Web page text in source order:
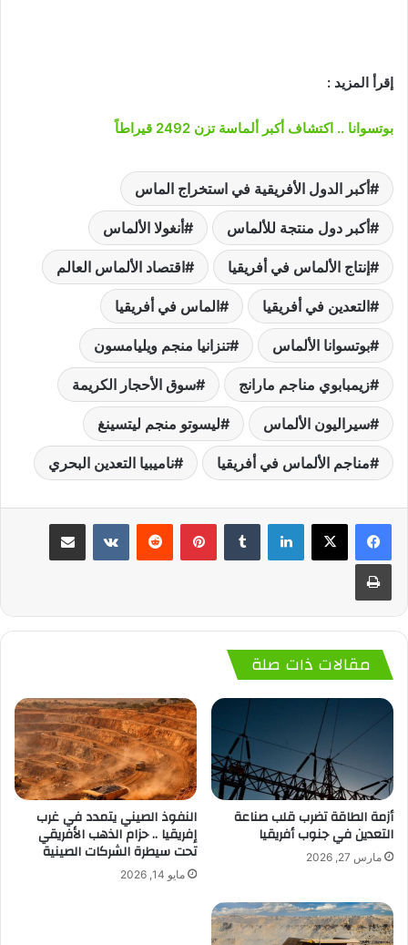
إقرأ المزيد :
بوتسوانا .. اكتشاف أكبر ألماسة تزن 2492 قيراطاً
أكبر الدول الأفريقية في استخراج الماس
أكبر دول منتجة للألماس أنغولا الألماس
إنتاج الألماس في أفريقيا اقتصاد الألماس العالم
التعدين في أفريقيا الماس في أفريقيا
بوتسوانا الألماس تنزانيا منجم ويليامسون
زيمبابوي مناجم مارانج سوق الأحجار الكريمة
سيراليون الألماس ليسوتو منجم ليتسينغ
مناجم الألماس في أفريقيا ناميبيا التعدين البحري
لينكدإن بينتيريست
مقالات ذات صلة
أزمة الطاقة تضرب قلب صناعة
التعدين في جنوب أفريقيا
مارس 27, 2026
النفوذ الصيني يتمدد في غرب
إفريقيا .. حزام الذهب الأفريقي
تحت سيطرة الشركات الصينية
مايو 14, 2026